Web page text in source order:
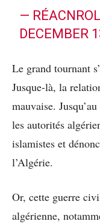
—
DECEMBER
Le grand tournant
Jusque-là, la
mauvaise.
les autorités
islamistes et
l’Algérie.
Or, cette guerre
algérienne,